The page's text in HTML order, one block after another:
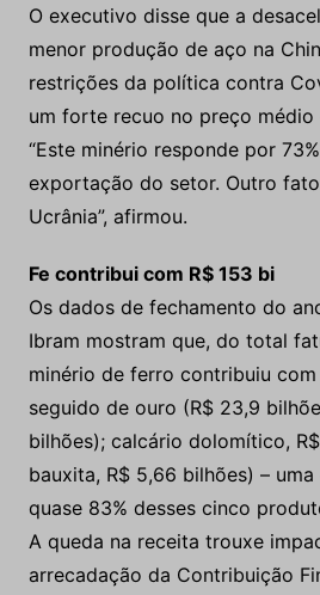
O executivo disse que a
menor produção de aço na
restrições da política contra
um forte recuo no preço
“Este minério responde por
exportação do setor. Outro
Ucrânia”, afirmou.
Fe contribui com R$ 153 bi
Os dados de fechamento do
Ibram mostram que, do total
minério de ferro contribuiu com
seguido de ouro (R$ 23,9
bilhões); calcário dolomítico,
bauxita, R$ 5,66 bilhões) –
quase 83% desses cinco
A queda na receita trouxe
arrecadação da Contribuição